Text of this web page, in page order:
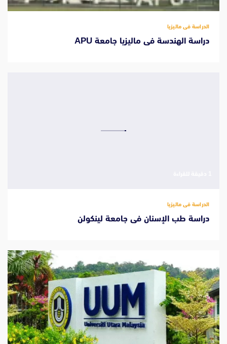
الدراسة فى ماليزيا
دراسة الهندسة فى ماليزيا جامعة APU
الدراسة فى ماليزيا
دراسة طب الإسنان فى جامعة لينكولن